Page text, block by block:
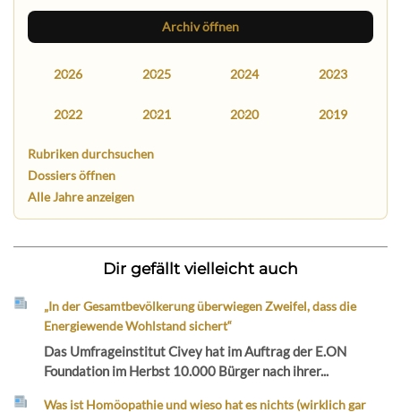
Archiv öffnen
2026 2025 2024 2023
2022 2021 2020 2019
Rubriken durchsuchen
Dossiers öffnen
Alle Jahre anzeigen
Dir gefällt vielleicht auch
„In der Gesamtbevölkerung überwiegen Zweifel, dass die
Energiewende Wohlstand sichert“
Das Umfrageinstitut Civey hat im Auftrag der E.ON
Foundation im Herbst 10.000 Bürger nach ihrer...
Was ist Homöopathie und wieso hat es nichts (wirklich gar